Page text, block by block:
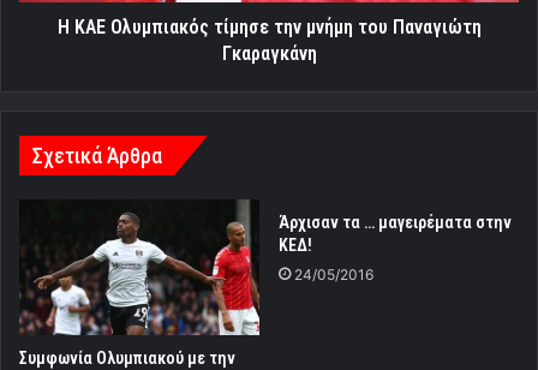
Η ΚΑΕ Ολυμπιακός τίμησε την μνήμη του Παναγιώτη
Γκαραγκάνη
Σχετικά Άρθρα
Συμφωνία Ολυμπιακού με την
Άρχισαν τα … μαγειρέματα στην
ΚΕΔ!
24/05/2016